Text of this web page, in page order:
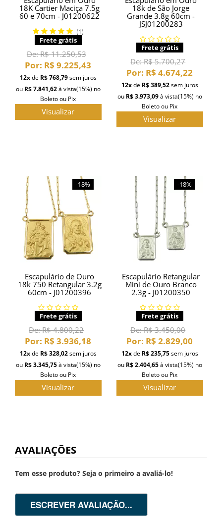
18K Cartier Maciça 7.5g
60 e 70cm - J01200622
(1)
Frete grátis
De:R$ 11.250,53
Por: R$ 9.225,43
12xde R$ 768,79sem juros
ou R$ 7.841,62à vista(15%) no
Boleto ou Pix
Visualizar
18k de São Jorge
Grande 3.8g 60cm -
JSJ01200283
Frete grátis
De:R$ 5.700,27
Por: R$ 4.674,22
12xde R$ 389,52sem juros
ou R$ 3.973,09à vista(15%) no
Boleto ou Pix
Visualizar
-18%
Escapulário de Ouro
18k 750 Retangular 3.2g
60cm - J01200396
Frete grátis
De:R$ 4.800,22
Por: R$ 3.936,18
12xde R$ 328,02sem juros
ou R$ 3.345,75à vista(15%) no
Boleto ou Pix
Visualizar
-18%
Escapulário Retangular
Mini de Ouro Branco
2.3g - J01200350
Frete grátis
De:R$ 3.450,00
Por: R$ 2.829,00
12xde R$ 235,75sem juros
ou R$ 2.404,65à vista(15%) no
Boleto ou Pix
Visualizar
AVALIAÇÕES
Tem esse produto? Seja o primeiro a avaliá-lo!
ESCREVER AVALIAÇÃO...